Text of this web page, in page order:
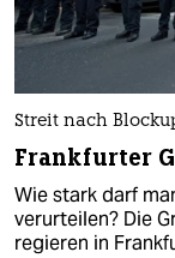
Streit nach
Frankfurter
Wie stark darf
verurteilen? Die
regieren in